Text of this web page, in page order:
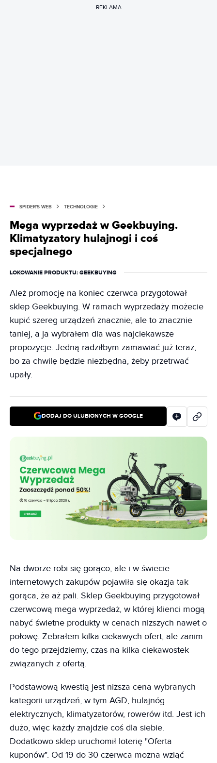
REKLAMA
SPIDER'S WEB TECHNOLOGIE
Mega wyprzedaż w Geekbuying.
Klimatyzatory hulajnogi i coś
specjalnego
LOKOWANIE PRODUKTU: GEEKBUYING
Ależ promocję na koniec czerwca przygotował
sklep Geekbuying. W ramach wyprzedaży możecie
kupić szereg urządzeń znacznie, ale to znacznie
taniej, a ja wybrałem dla was najciekawsze
propozycje. Jedną radziłbym zamawiać już teraz,
bo za chwilę będzie niezbędna, żeby przetrwać
upały.
DODAJ DO ULUBIONYCH W GOOGLE
Na dworze robi się gorąco, ale i w świecie
internetowych zakupów pojawiła się okazja tak
gorąca, że aż pali. Sklep Geekbuying przygotował
czerwcową mega wyprzedaż, w której klienci mogą
nabyć świetne produkty w cenach niższych nawet o
połowę. Zebrałem kilka ciekawych ofert, ale zanim
do tego przejdziemy, czas na kilka ciekawostek
związanych z ofertą.
Podstawową kwestią jest niższa cena wybranych
kategorii urządzeń, w tym AGD, hulajnóg
elektrycznych, klimatyzatorów, rowerów itd. Jest ich
dużo, więc każdy znajdzie coś dla siebie.
Dodatkowo sklep uruchomił loterię "Oferta
kuponów". Od 19 do 30 czerwca można wziąć